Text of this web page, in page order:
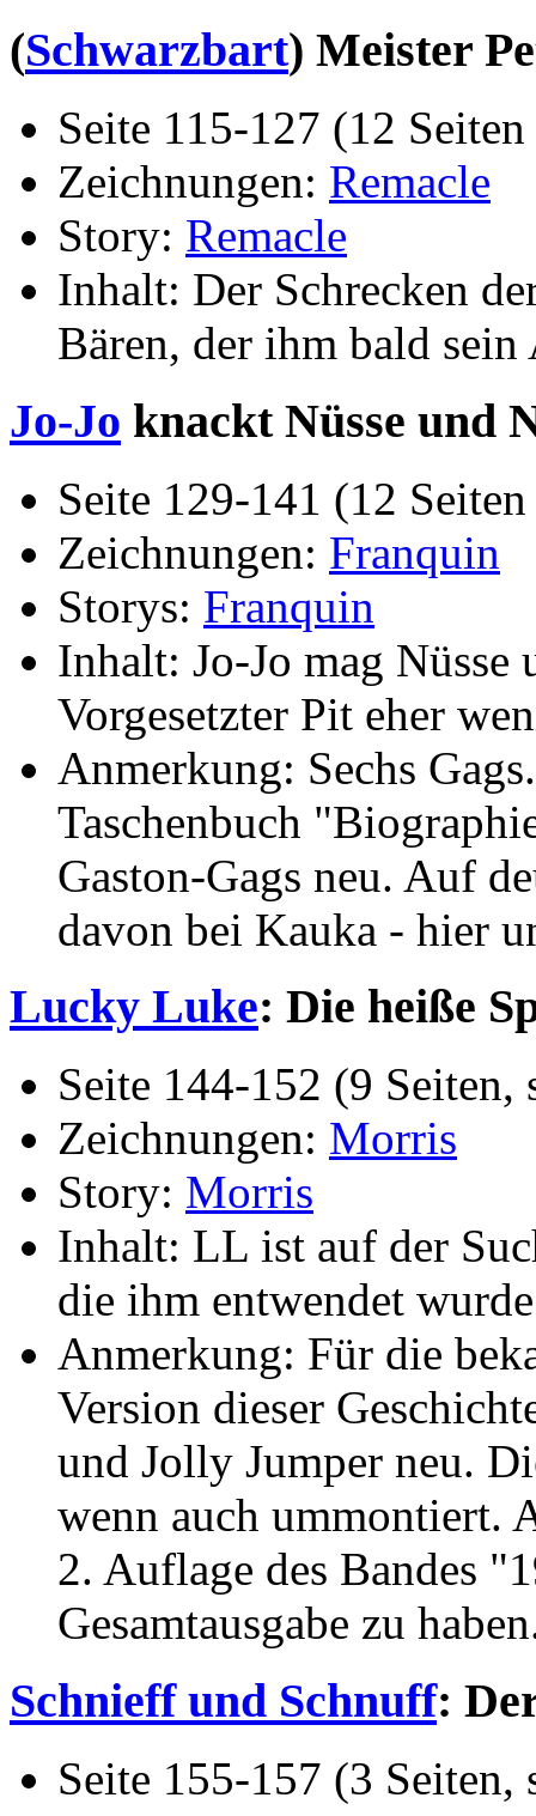
(Schwarzbart) Meister
Seite 115-127 (12
Zeichnungen: Remacle
Story: Remacle
Inhalt: Der Schrecken
Bären, der ihm bald
Jo-Jo knackt Nüsse und
Seite 129-141 (12
Zeichnungen: Franquin
Storys: Franquin
Inhalt: Jo-Jo mag
Vorgesetzter Pit eher
Anmerkung: Sechs
Taschenbuch
Gaston-Gags neu. Auf
davon bei Kauka - hier
Lucky Luke: Die heiße
Seite 144-152 (9 Seiten,
Zeichnungen: Morris
Story: Morris
Inhalt: LL ist auf der
die ihm entwendet
Anmerkung: Für die
Version dieser
und Jolly Jumper neu.
wenn auch ummontiert.
2. Auflage des Bandes
Gesamtausgabe zu
Schnieff und Schnuff:
Seite 155-157 (3 Seiten,